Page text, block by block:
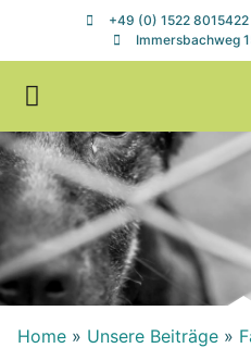
+49 (0) 1522 8015422
Immersbachweg
Home » Unsere Beiträge »